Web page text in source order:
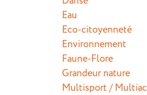
Eau
Eco-citoyenneté
Environnement
Faune-Flore
Grandeur nature
Multisport /